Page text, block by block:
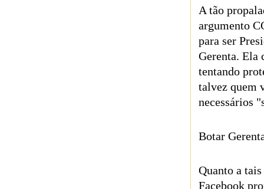
A tão
argumento
para ser
Gerenta. Ela
tentando
talvez quem
necessários
Botar
Quanto a
Facebook